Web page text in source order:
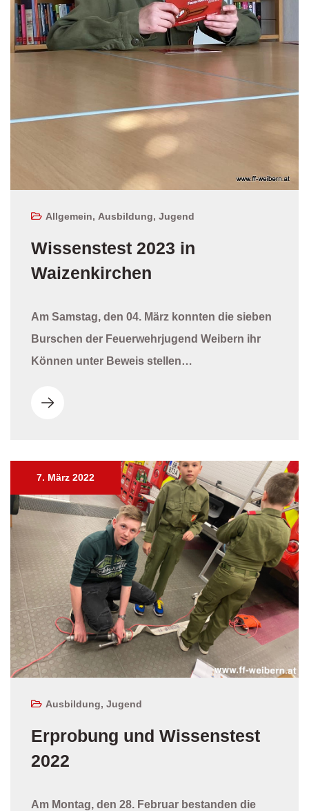
Allgemein, Ausbildung, Jugend
Wissenstest 2023 in
Waizenkirchen
Am Samstag, den 04. März konnten die sieben
Burschen der Feuerwehrjugend Weibern ihr
Können unter Beweis stellen…
7. März 2022
Ausbildung, Jugend
Erprobung und Wissenstest
2022
Am Montag, den 28. Februar bestanden die